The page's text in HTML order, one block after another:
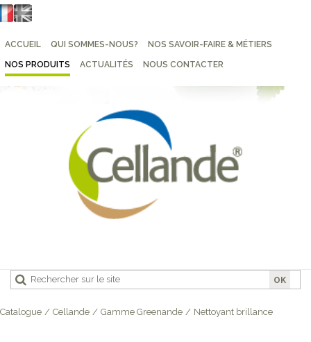
ACCUEIL QUI SOMMES-NOUS? NOS SAVOIR-FAIRE & MÉTIERS
NOS PRODUITS ACTUALITÉS NOUS CONTACTER
OK
Catalogue / Cellande / Gamme Greenande / Nettoyant brillance